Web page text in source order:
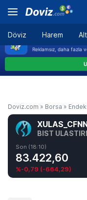
Döviz Harem
Doviz.com » Borsa »
BIST
Son (18:10)
83.422,60
%-0,79 (-664,29)